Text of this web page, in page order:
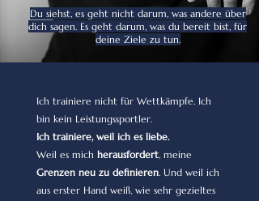
Du siehst, es geht nicht darum, was andere über
dich sagen. Es geht darum, was du bereit bist, für
deine Ziele zu tun.
Ich trainiere nicht für Wettkämpfe. Ich
bin kein Leistungssportler.
Ich trainiere, weil ich es liebe.
Weil es mich herausfordert, meine
Grenzen neu zu definieren. Und weil ich
aus erster Hand weiß, wie sehr gezieltes